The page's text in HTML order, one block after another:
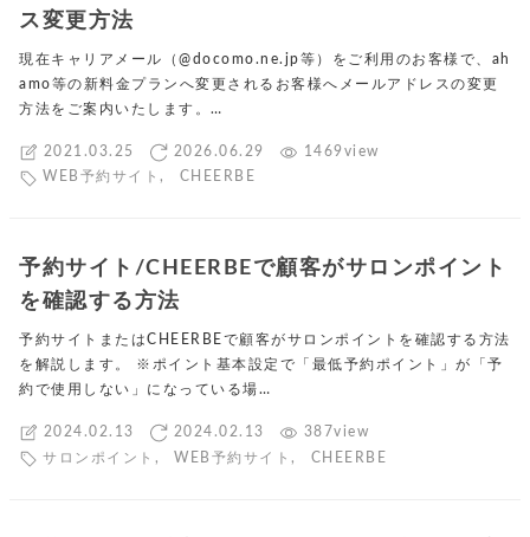
ス変更方法
現在キャリアメール（@docomo.ne.jp等）をご利用のお客様で、ah
amo等の新料金プランへ変更されるお客様へメールアドレスの変更
方法をご案内いたします。…
2021.03.25 2026.06.29
1469view
WEB予約サイト , CHEERBE
予約サイト/CHEERBEで顧客がサロンポイント
を確認する方法
予約サイトまたはCHEERBEで顧客がサロンポイントを確認する方法
を解説します。 ※ポイント基本設定で「最低予約ポイント」が「予
約で使用しない」になっている場…
2024.02.13 2024.02.13
387view
サロンポイント , WEB予約サイト , CHEERBE